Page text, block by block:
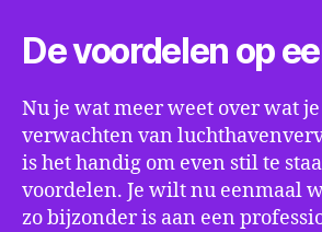
De voordelen op
Nu je wat meer weet over wat
verwachten van
is het handig om even stil te
voordelen. Je wilt nu eenmaal
zo bijzonder is aan een